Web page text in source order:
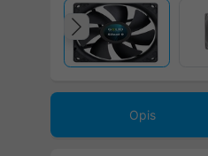
Poprzedni
Opis